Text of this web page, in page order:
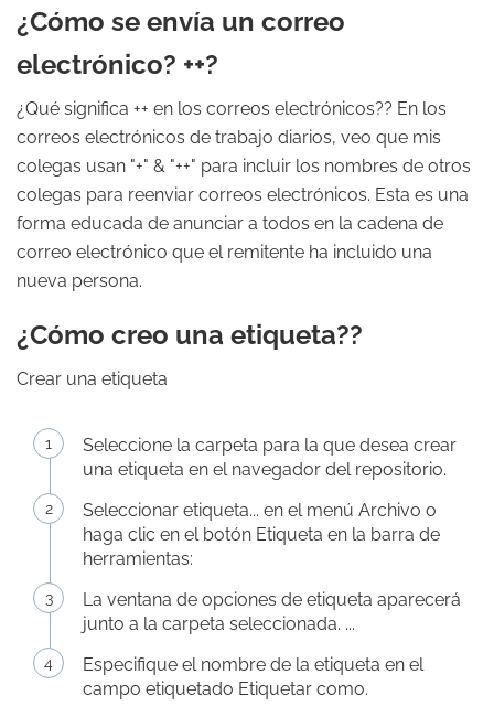
¿Cómo se envía un correo
electrónico? ++?
¿Qué significa ++ en los correos electrónicos?? En los
correos electrónicos de trabajo diarios, veo que mis
colegas usan "+" & "++" para incluir los nombres de otros
colegas para reenviar correos electrónicos. Esta es una
forma educada de anunciar a todos en la cadena de
correo electrónico que el remitente ha incluido una
nueva persona.
¿Cómo creo una etiqueta??
Crear una etiqueta
Seleccione la carpeta para la que desea crear
una etiqueta en el navegador del repositorio.
Seleccionar etiqueta... en el menú Archivo o
haga clic en el botón Etiqueta en la barra de
herramientas:
La ventana de opciones de etiqueta aparecerá
junto a la carpeta seleccionada. ...
Especifique el nombre de la etiqueta en el
campo etiquetado Etiquetar como.